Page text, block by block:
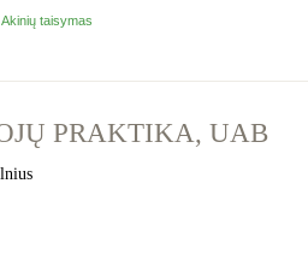
Akinių taisymas
PRAKTIKA, UAB